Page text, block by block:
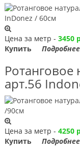
Цена за метр - 3450
Купить
Ротанговое
арт.56
Цена за метр - 4250
Купить